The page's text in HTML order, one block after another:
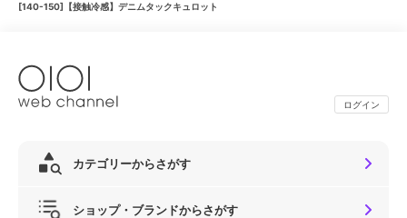
[140-150]【接触冷感】デニムタックキュロット
ログイン
カテゴリーからさがす
ショップ・ブランドからさがす